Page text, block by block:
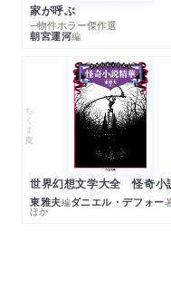
家が呼ぶ
─物件ホラー傑作選
朝宮運河編
ちくま文庫
東雅夫編ダニエル・デフォー
ほか